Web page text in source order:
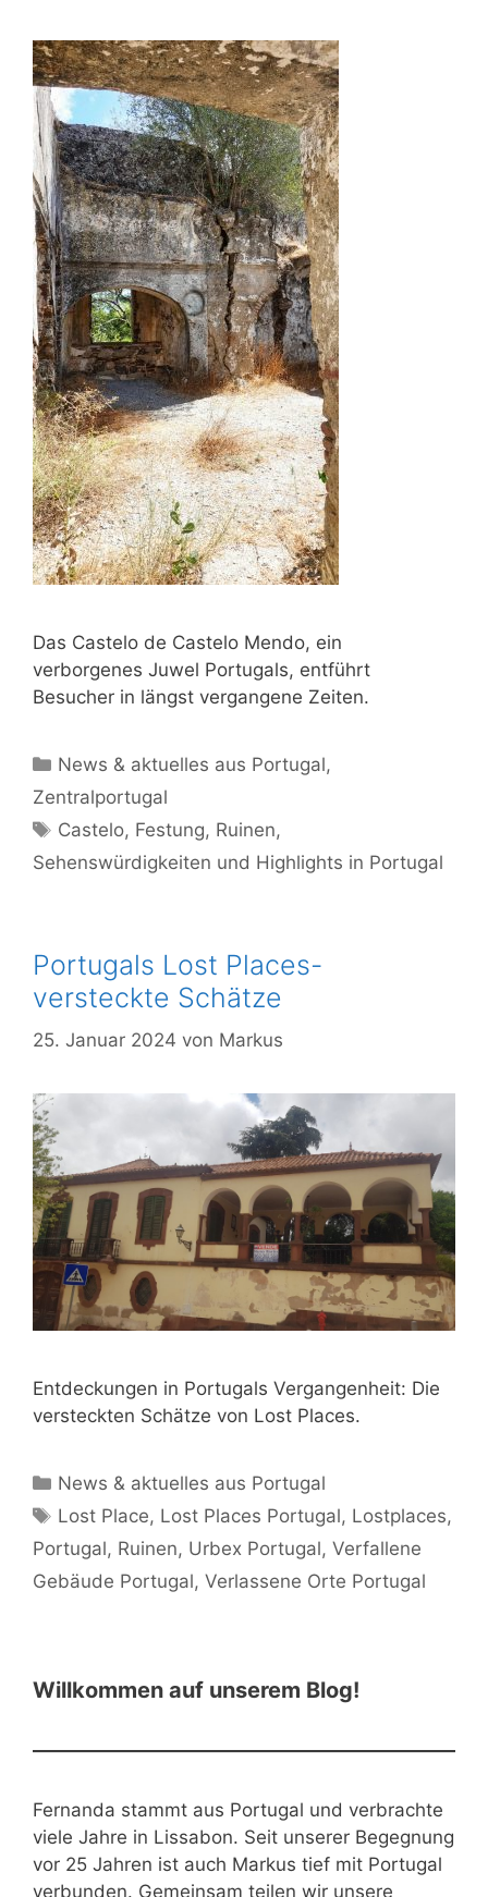
Das Castelo de Castelo Mendo, ein
verborgenes Juwel Portugals, entführt
Besucher in längst vergangene Zeiten.
Kategorien
News & aktuelles aus Portugal,
Zentralportugal
Schlagwörter
Castelo, Festung, Ruinen,
Sehenswürdigkeiten und Highlights in Portugal
Portugals Lost Places-
versteckte Schätze
25. Januar 2024 von Markus
Entdeckungen in Portugals Vergangenheit: Die
versteckten Schätze von Lost Places.
Kategorien
News & aktuelles aus Portugal
Schlagwörter
Lost Place, Lost Places Portugal, Lostplaces,
Portugal, Ruinen, Urbex Portugal, Verfallene
Gebäude Portugal, Verlassene Orte Portugal
Willkommen auf unserem Blog!
Fernanda stammt aus Portugal und verbrachte
viele Jahre in Lissabon. Seit unserer Begegnung
vor 25 Jahren ist auch Markus tief mit Portugal
verbunden. Gemeinsam teilen wir unsere